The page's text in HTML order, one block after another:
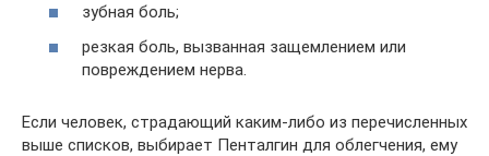
зубная боль;
резкая боль, вызванная защемлением или
повреждением нерва.
Если человек, страдающий каким-либо из перечисленных
выше списков, выбирает Пенталгин для облегчения, ему